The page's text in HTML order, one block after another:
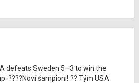
defeats Sweden 5–3 to win the
????Noví šampioni! ?? Tým USA